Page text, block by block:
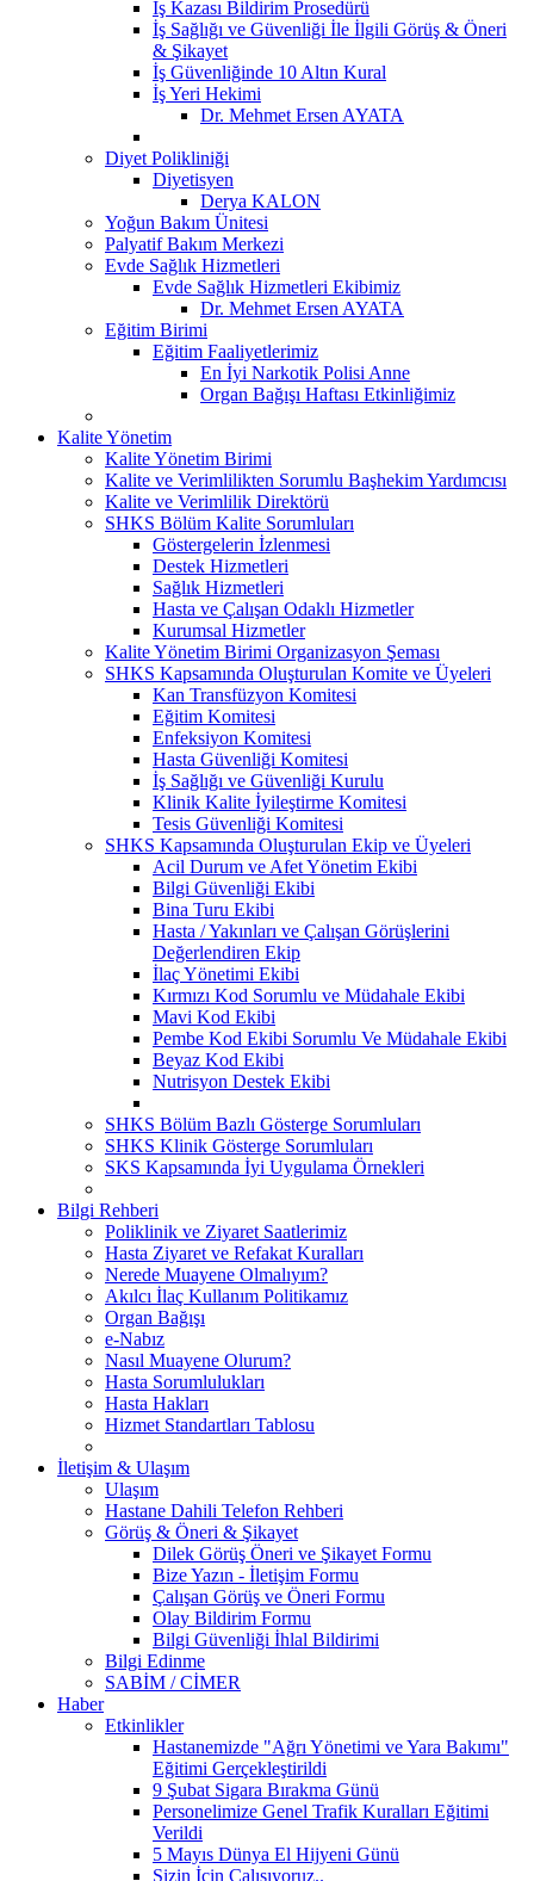
İş Kazası Bildirim Prosedürü
İş Sağlığı ve Güvenliği İle İlgili Görüş & Öneri
& Şikayet
İş Güvenliğinde 10 Altın Kural
İş Yeri Hekimi
Dr. Mehmet Ersen AYATA
Diyet Polikliniği
Diyetisyen
Derya KALON
Yoğun Bakım Ünitesi
Palyatif Bakım Merkezi
Evde Sağlık Hizmetleri
Evde Sağlık Hizmetleri Ekibimiz
Dr. Mehmet Ersen AYATA
Eğitim Birimi
Eğitim Faaliyetlerimiz
En İyi Narkotik Polisi Anne
Organ Bağışı Haftası Etkinliğimiz
Kalite Yönetim
Kalite Yönetim Birimi
Kalite ve Verimlilikten Sorumlu Başhekim Yardımcısı
Kalite ve Verimlilik Direktörü
SHKS Bölüm Kalite Sorumluları
Göstergelerin İzlenmesi
Destek Hizmetleri
Sağlık Hizmetleri
Hasta ve Çalışan Odaklı Hizmetler
Kurumsal Hizmetler
Kalite Yönetim Birimi Organizasyon Şeması
SHKS Kapsamında Oluşturulan Komite ve Üyeleri
Kan Transfüzyon Komitesi
Eğitim Komitesi
Enfeksiyon Komitesi
Hasta Güvenliği Komitesi
İş Sağlığı ve Güvenliği Kurulu
Klinik Kalite İyileştirme Komitesi
Tesis Güvenliği Komitesi
SHKS Kapsamında Oluşturulan Ekip ve Üyeleri
Acil Durum ve Afet Yönetim Ekibi
Bilgi Güvenliği Ekibi
Bina Turu Ekibi
Hasta / Yakınları ve Çalışan Görüşlerini
Değerlendiren Ekip
İlaç Yönetimi Ekibi
Kırmızı Kod Sorumlu ve Müdahale Ekibi
Mavi Kod Ekibi
Pembe Kod Ekibi Sorumlu Ve Müdahale Ekibi
Beyaz Kod Ekibi
Nutrisyon Destek Ekibi
SHKS Bölüm Bazlı Gösterge Sorumluları
SHKS Klinik Gösterge Sorumluları
SKS Kapsamında İyi Uygulama Örnekleri
Bilgi Rehberi
Poliklinik ve Ziyaret Saatlerimiz
Hasta Ziyaret ve Refakat Kuralları
Nerede Muayene Olmalıyım?
Akılcı İlaç Kullanım Politikamız
Organ Bağışı
e-Nabız
Nasıl Muayene Olurum?
Hasta Sorumlulukları
Hasta Hakları
Hizmet Standartları Tablosu
İletişim & Ulaşım
Ulaşım
Hastane Dahili Telefon Rehberi
Görüş & Öneri & Şikayet
Dilek Görüş Öneri ve Şikayet Formu
Bize Yazın - İletişim Formu
Çalışan Görüş ve Öneri Formu
Olay Bildirim Formu
Bilgi Güvenliği İhlal Bildirimi
Bilgi Edinme
SABİM / CİMER
Haber
Etkinlikler
Hastanemizde "Ağrı Yönetimi ve Yara Bakımı"
Eğitimi Gerçekleştirildi
9 Şubat Sigara Bırakma Günü
Personelimize Genel Trafik Kuralları Eğitimi
Verildi
5 Mayıs Dünya El Hijyeni Günü
Sizin İçin Çalışıyoruz..